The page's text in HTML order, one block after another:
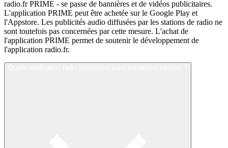
radio.fr PRIME - se passe de bannières et de vidéos publicitaires.
L'application PRIME peut être achetée sur le Google Play et
l'Appstore. Les publicités audio diffusées par les stations de radio ne
sont toutefois pas concernées par cette mesure. L'achat de
l'application PRIME permet de soutenir le développement de
l'application radio.fr.